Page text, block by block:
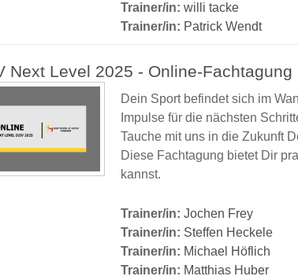
Trainer/in: willi tacke
Trainer/in: Patrick Wendt
Next Level 2025 - Online-
Dein Sport befindet sich im
Impulse für die nächsten
Tauche mit uns in die Zukunft
Diese Fachtagung bietet Dir
kannst.
Trainer/in: Jochen Frey
Trainer/in: Steffen Heckele
Trainer/in: Michael Höflich
Trainer/in: Matthias Huber